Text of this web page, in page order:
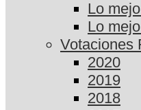
Lo
Lo
Votaciones
2020
2019
2018